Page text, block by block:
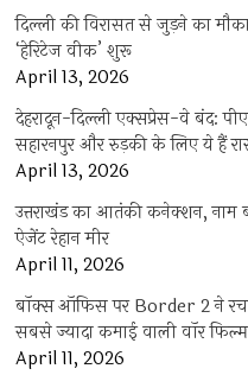
दिल्ली की विरासत से जुड़ने का
‘हेरिटेज वीक’ शुरू
April 13, 2026
देहरादून-दिल्ली एक्सप्रेस-वे बंद:
सहारनपुर और रुड़की के लिए ये हैं
April 13, 2026
उत्तराखंड का आतंकी कनेक्शन, नाम
ऐजेंट रेहान मीर
April 11, 2026
बॉक्स ऑफिस पर Border 2 ने रचा
सबसे ज्यादा कमाई वाली वॉर फिल्म
April 11, 2026